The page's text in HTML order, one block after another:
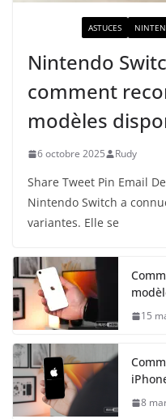
ASTUCES
Nintendo
comment
modèles
6 octobre 2025 Rudy
Share Tweet Pin Email
Nintendo Switch a
variantes. Elle se
15
8